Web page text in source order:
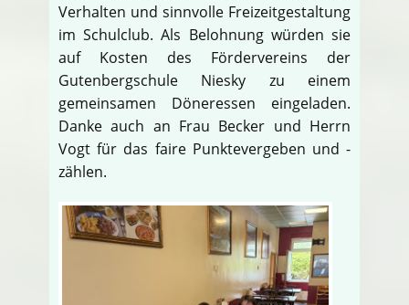
Verhalten und sinnvolle Freizeitgestaltung
im Schulclub. Als Belohnung würden sie
auf Kosten des Fördervereins der
Gutenbergschule Niesky zu einem
gemeinsamen Döneressen eingeladen.
Danke auch an Frau Becker und Herrn
Vogt für das faire Punktevergeben und -
zählen.